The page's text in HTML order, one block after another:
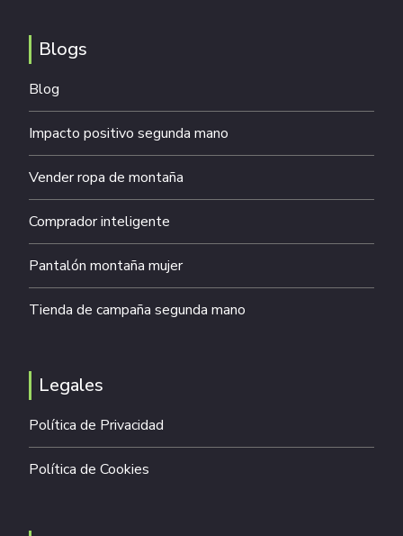
Blogs
Blog
Impacto positivo segunda mano
Vender ropa de montaña
Comprador inteligente
Pantalón montaña mujer
Tienda de campaña segunda mano
Legales
Política de Privacidad
Política de Cookies